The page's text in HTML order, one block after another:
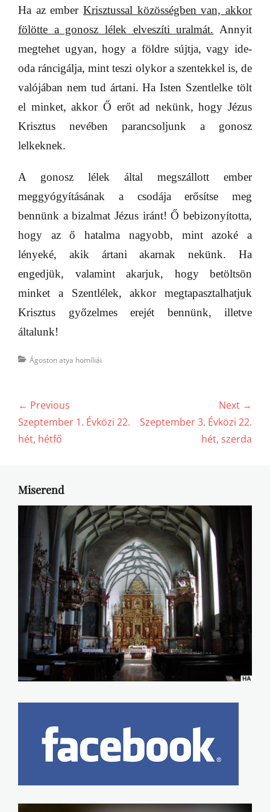
Ha az ember Krisztussal közösségben van, akkor
fölötte a gonosz lélek elveszíti uralmát. Annyit
megtehet ugyan, hogy a földre sújtja, vagy ide-
oda ráncigálja, mint teszi olykor a szentekkel is, de
valójában nem tud ártani. Ha Isten Szentlelke tölt
el minket, akkor Ő erőt ad nekünk, hogy Jézus
Krisztus nevében parancsoljunk a gonosz
lelkeknek.
A gonosz lélek által megszállott ember
meggyógyításának a csodája erősítse meg
bennünk a bizalmat Jézus iránt! Ő bebizonyította,
hogy az ő hatalma nagyobb, mint azoké a
lényeké, akik ártani akarnak nekünk. Ha
engedjük, valamint akarjuk, hogy betöltsön
minket a Szentlélek, akkor megtapasztalhatjuk
Krisztus győzelmes erejét bennünk, illetve
általunk!
Categories
Ágoston atya homíliái
Bejegyzés
navigáció
← Previous
Previous
post:
Szeptember 1. Évközi 22.
hét, hétfő
Next →
Next
Szeptember 3. Évközi 22.
hét, szerda
Miserend